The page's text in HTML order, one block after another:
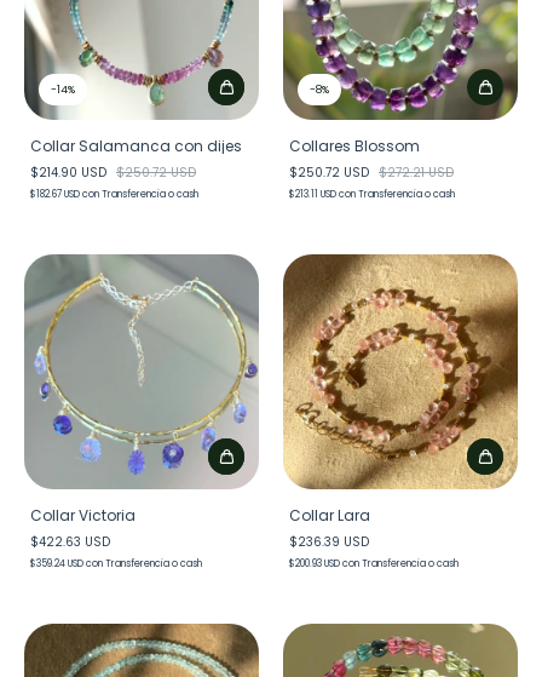
-14%
Collar Salamanca con dijes
$214.90 USD $250.72 USD
$182.67 USDconTransferencia o cash
-8%
Collares Blossom
$250.72 USD $272.21 USD
$213.11 USDconTransferencia o cash
Collar Victoria
$422.63 USD
$359.24 USDconTransferencia o cash
Collar Lara
$236.39 USD
$200.93 USDconTransferencia o cash